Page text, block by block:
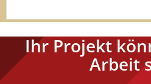
Ihr Projekt
Arbeit